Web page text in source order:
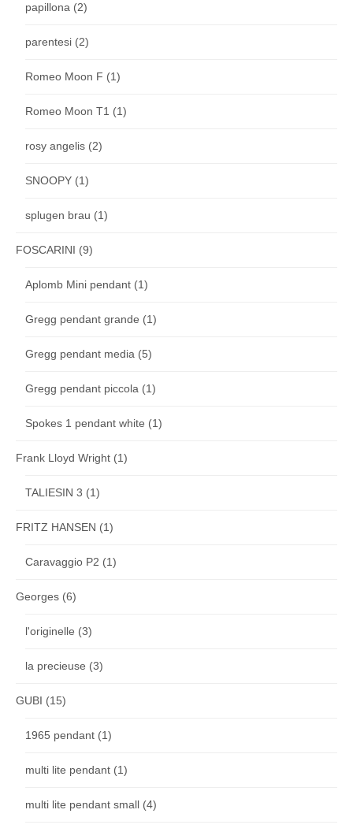
papillona (2)
parentesi (2)
Romeo Moon F (1)
Romeo Moon T1 (1)
rosy angelis (2)
SNOOPY (1)
splugen brau (1)
FOSCARINI (9)
Aplomb Mini pendant (1)
Gregg pendant grande (1)
Gregg pendant media (5)
Gregg pendant piccola (1)
Spokes 1 pendant white (1)
Frank Lloyd Wright (1)
TALIESIN 3 (1)
FRITZ HANSEN (1)
Caravaggio P2 (1)
Georges (6)
l'originelle (3)
la precieuse (3)
GUBI (15)
1965 pendant (1)
multi lite pendant (1)
multi lite pendant small (4)